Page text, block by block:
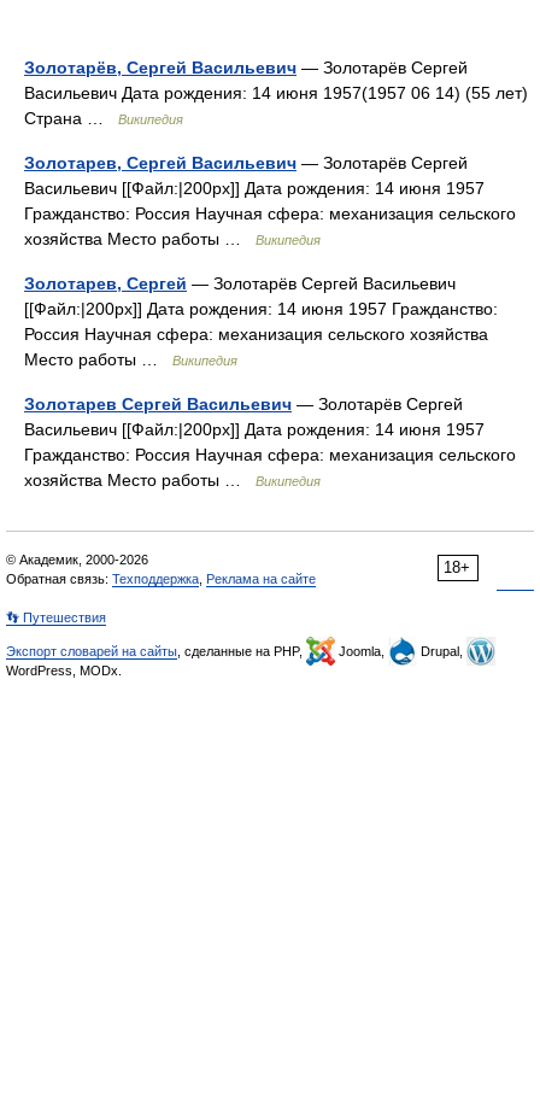
Золотарёв, Сергей Васильевич — Золотарёв Сергей
Васильевич Дата рождения: 14 июня 1957(1957 06 14) (55 лет)
Страна …
Википедия
Золотарев, Сергей Васильевич — Золотарёв Сергей
Васильевич [[Файл:‎|200px]] Дата рождения: 14 июня 1957
Гражданство: Россия Научная сфера: механизация сельского
хозяйства Место работы …
Википедия
Золотарев, Сергей — Золотарёв Сергей Васильевич
[[Файл:‎|200px]] Дата рождения: 14 июня 1957 Гражданство:
Россия Научная сфера: механизация сельского хозяйства
Место работы …
Википедия
Золотарев Сергей Васильевич — Золотарёв Сергей
Васильевич [[Файл:‎|200px]] Дата рождения: 14 июня 1957
Гражданство: Россия Научная сфера: механизация сельского
хозяйства Место работы …
Википедия
18+
© Академик, 2000-2026
Обратная связь: Техподдержка Реклама на сайте
👣 Путешествия
Экспорт словарей на сайты , сделанные на PHP, Joomla,
Drupal,
WordPress, MODx.